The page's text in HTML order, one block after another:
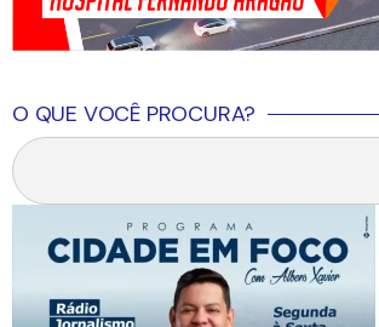
O QUE VOCÊ PROCURA?